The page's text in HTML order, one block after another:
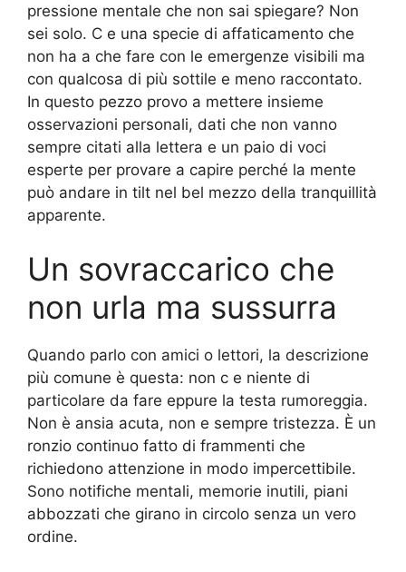
pressione mentale che non sai spiegare? Non
sei solo. C e una specie di affaticamento che
non ha a che fare con le emergenze visibili ma
con qualcosa di più sottile e meno raccontato.
In questo pezzo provo a mettere insieme
osservazioni personali, dati che non vanno
sempre citati alla lettera e un paio di voci
esperte per provare a capire perché la mente
può andare in tilt nel bel mezzo della tranquillità
apparente.
Un sovraccarico che
non urla ma sussurra
Quando parlo con amici o lettori, la descrizione
più comune è questa: non c e niente di
particolare da fare eppure la testa rumoreggia.
Non è ansia acuta, non e sempre tristezza. È un
ronzio continuo fatto di frammenti che
richiedono attenzione in modo impercettibile.
Sono notifiche mentali, memorie inutili, piani
abbozzati che girano in circolo senza un vero
ordine.